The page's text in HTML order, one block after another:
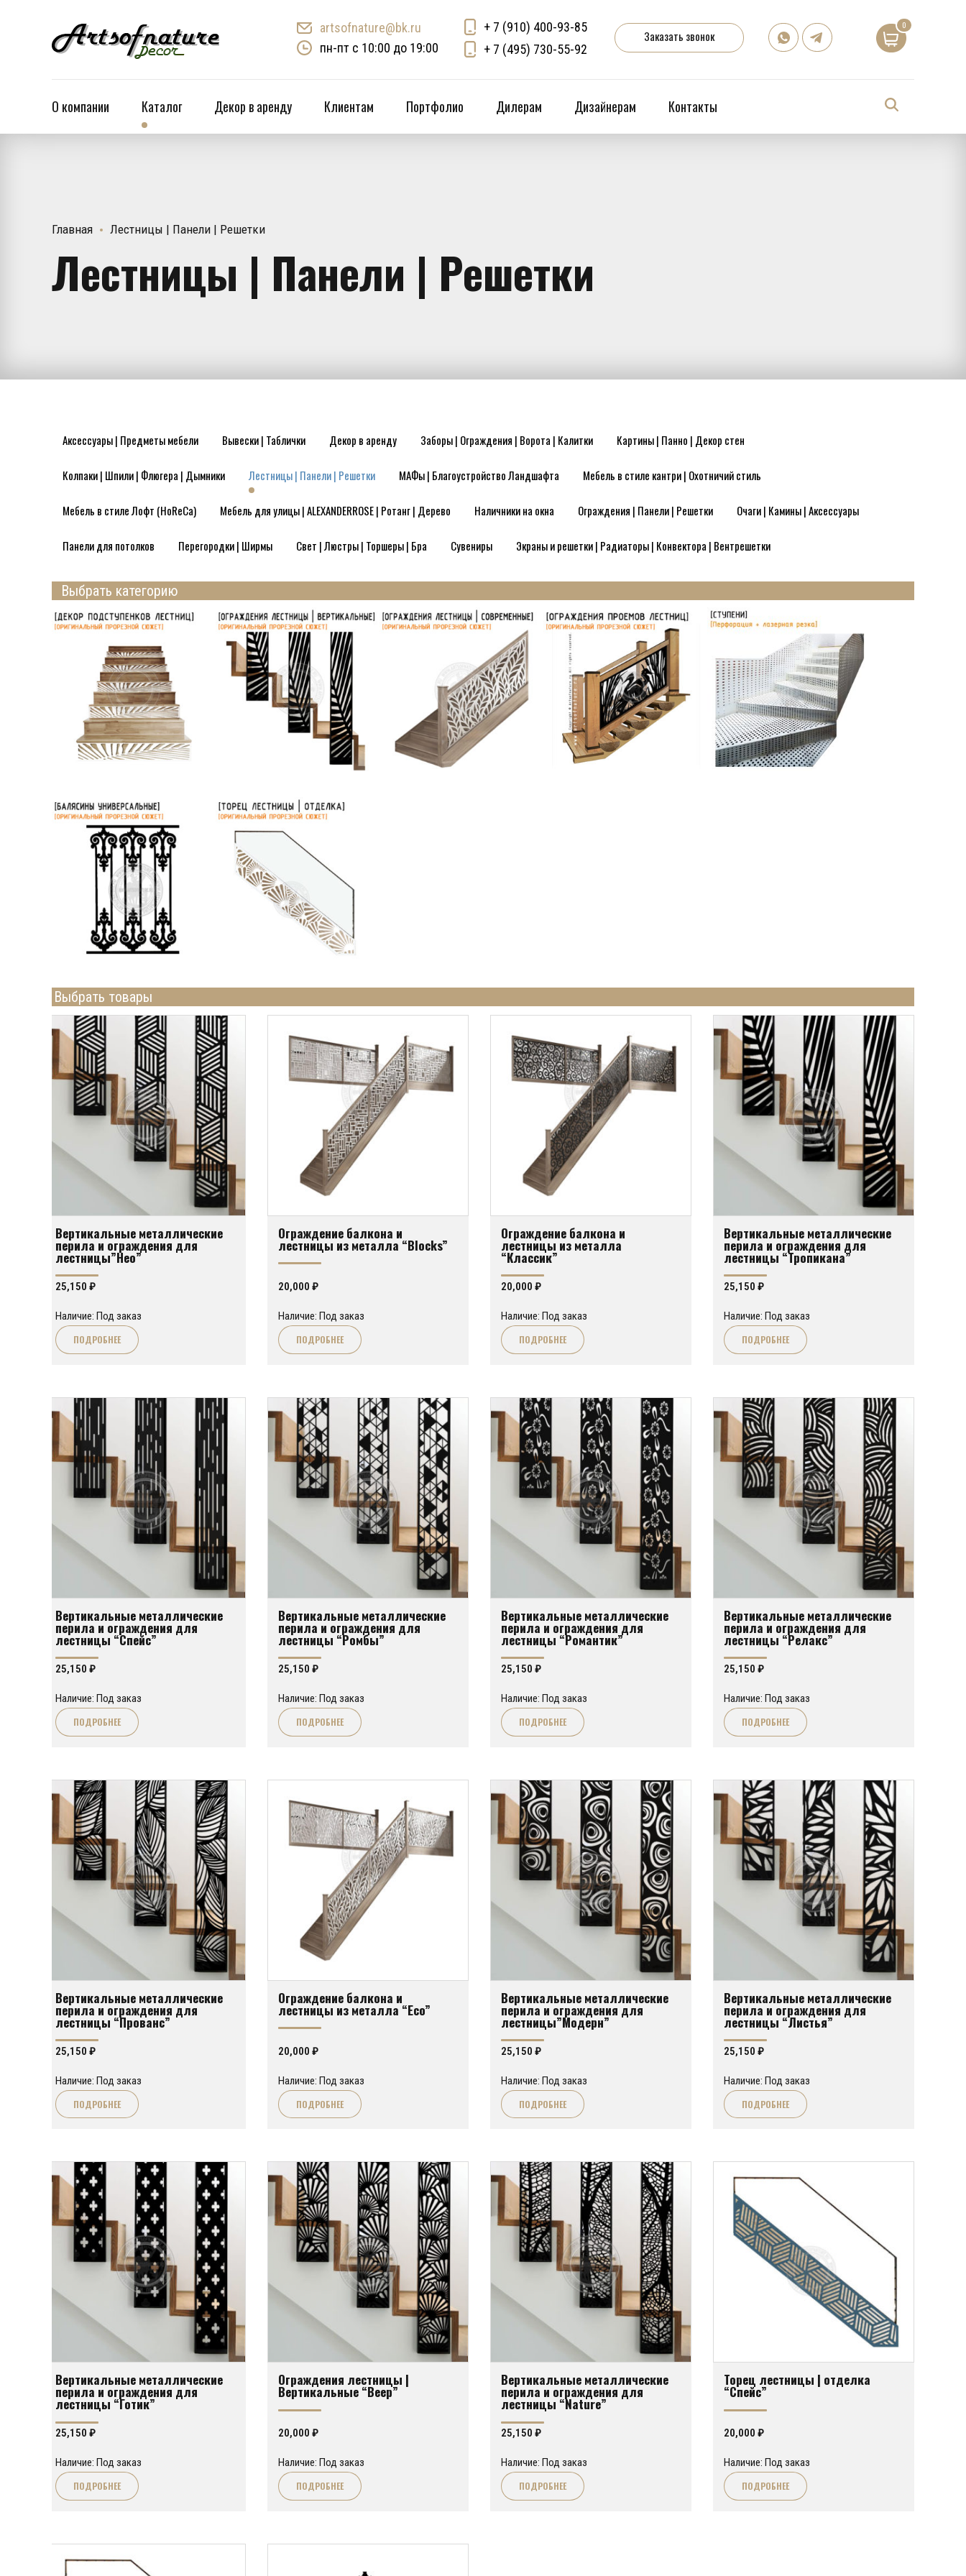
artsofnature@bk.ru
пн-пт с 10:00 до 19:00
+ 7 (910) 400-93-85
+ 7 (495) 730-55-92
Заказать звонок
0
О компании Каталог Декор в аренду Клиентам Портфолио Дилерам Дизайнерам Контакты
Главная Лестницы | Панели | Решетки
Лестницы | Панели | Решетки
Аксессуары | Предметы мебели Вывески | Таблички Декор в аренду Заборы | Ограждения | Ворота | Калитки Картины | Панно | Декор стен
Колпаки | Шпили | Флюгера | Дымники Лестницы | Панели | Решетки МАФы | Благоустройство Ландшафта Мебель в стиле кантри | Охотничий стиль
Мебель в стиле Лофт (HoReCa) Мебель для улицы | ALEXANDERROSE | Ротанг | Дерево Наличники на окна Ограждения | Панели | Решетки Очаги | Камины | Аксессуары
Панели для потолков Перегородки | Ширмы Свет | Люстры | Торшеры | Бра Сувениры Экраны и решетки | Радиаторы | Конвектора | Вентрешетки
Выбрать категорию
Накладки для декора
ступеней или
подсутпенков
лестницы
Ограждение лестницы |
Вертикальное
Типовые ограждения
из металла (готовые
модули)
Торец лестницы |
Выбрать товары
Вертикальные металлические
перила и ограждения для
лестницы”Нео”
25,150 ₽
Наличие: Под заказ
ПОДРОБНЕЕ
Ограждение балкона и
лестницы из металла “Blocks”
20,000 ₽
Наличие: Под заказ
ПОДРОБНЕЕ
Ограждение балкона и
лестницы из металла
“Классик”
20,000 ₽
Наличие: Под заказ
ПОДРОБНЕЕ
Вертикальные металлические
перила и ограждения для
лестницы “Тропикана”
25,150 ₽
Наличие: Под заказ
ПОДРОБНЕЕ
Вертикальные металлические
перила и ограждения для
лестницы “Спейс”
25,150 ₽
Наличие: Под заказ
ПОДРОБНЕЕ
Вертикальные металлические
перила и ограждения для
лестницы “Ромбы”
25,150 ₽
Наличие: Под заказ
ПОДРОБНЕЕ
Вертикальные металлические
перила и ограждения для
лестницы “Романтик”
25,150 ₽
Наличие: Под заказ
ПОДРОБНЕЕ
Вертикальные металлические
перила и ограждения для
лестницы “Релакс”
25,150 ₽
Наличие: Под заказ
ПОДРОБНЕЕ
Вертикальные металлические
перила и ограждения для
лестницы “Прованс”
25,150 ₽
Наличие: Под заказ
ПОДРОБНЕЕ
Ограждение балкона и
лестницы из металла “Eco”
20,000 ₽
Наличие: Под заказ
ПОДРОБНЕЕ
Вертикальные металлические
перила и ограждения для
лестницы”Модерн”
25,150 ₽
Наличие: Под заказ
ПОДРОБНЕЕ
Вертикальные металлические
перила и ограждения для
лестницы “Листья”
25,150 ₽
Наличие: Под заказ
ПОДРОБНЕЕ
Вертикальные металлические
перила и ограждения для
лестницы “Готик”
25,150 ₽
Наличие: Под заказ
ПОДРОБНЕЕ
Ограждения лестницы |
Вертикальные “Веер”
20,000 ₽
Наличие: Под заказ
ПОДРОБНЕЕ
Вертикальные металлические
перила и ограждения для
лестницы “Nature”
25,150 ₽
Наличие: Под заказ
ПОДРОБНЕЕ
Торец лестницы | отделка
“Спейс”
20,000 ₽
Наличие: Под заказ
ПОДРОБНЕЕ